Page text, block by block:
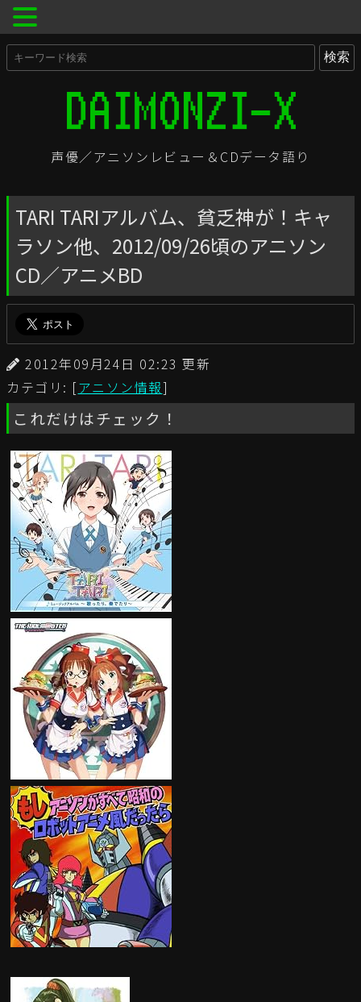
声優／アニソンレビュー＆CDデータ語り
TARI TARIアルバム、貧乏神が！キャ
ラソン他、2012/09/26頃のアニソン
CD／アニメBD
2012年09月24日 02:23 更新
カテゴリ: [アニソン情報]
これだけはチェック！